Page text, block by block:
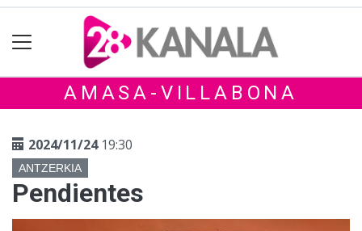
AMASA-VILLABONA
2024/11/2419:30
ANTZERKIA
Pendientes